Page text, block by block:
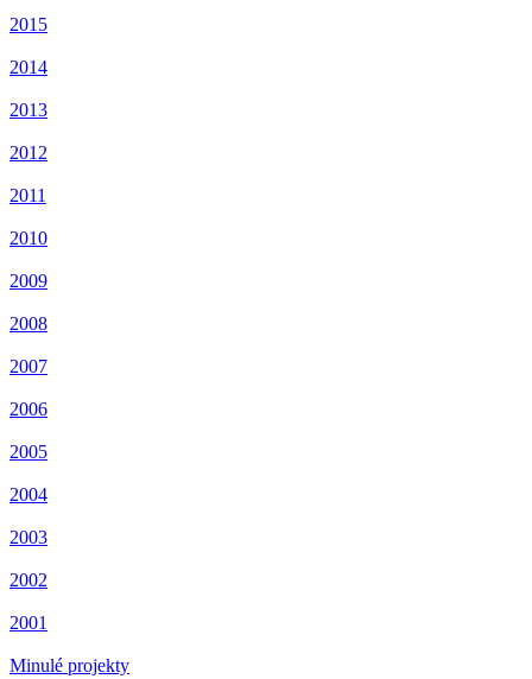
2015
2014
2013
2012
2011
2010
2009
2008
2007
2006
2005
2004
2003
2002
2001
Minulé projekty